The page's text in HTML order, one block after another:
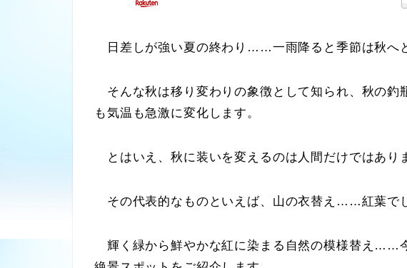
日差しが強い夏の終わり……一雨降ると季節は秋へ
そんな秋は移り変わりの象徴として知られ、秋の
も気温も急激に変化します。
とはいえ、秋に装いを変えるのは人間だけではあり
その代表的なものといえば、山の衣替え……紅葉で
輝く緑から鮮やかな紅に染まる自然の模様替え……